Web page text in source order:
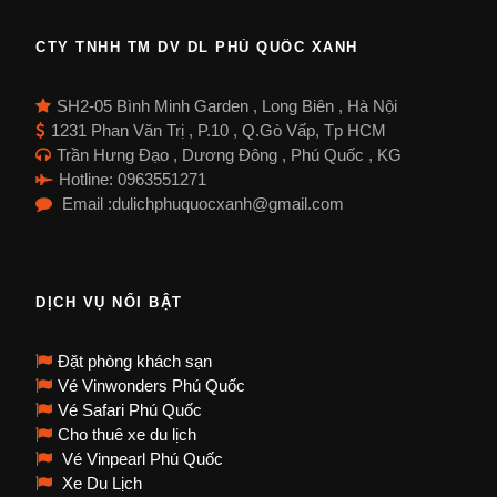
CTY TNHH TM DV DL PHÚ QUỐC XANH
SH2-05 Bình Minh Garden , Long Biên , Hà Nội
1231 Phan Văn Trị , P.10 , Q.Gò Vấp, Tp HCM
Trần Hưng Đạo , Dương Đông , Phú Quốc , KG
Hotline: 0963551271
Email :dulichphuquocxanh@gmail.com
DỊCH VỤ NỔI BẬT
Đặt phòng khách sạn
Vé Vinwonders Phú Quốc
Vé Safari Phú Quốc
Cho thuê xe du lịch
Vé Vinpearl Phú Quốc
Xe Du Lịch